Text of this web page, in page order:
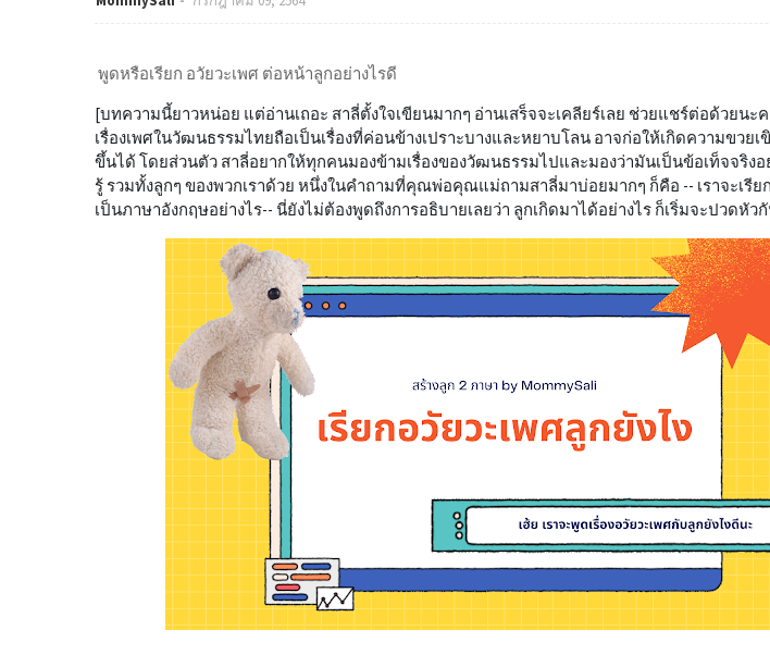
พูดหรือเรียก อวัยวะเพศ ต่อหน้าลูกอย่างไรดี
[บทความนี้ยาวหน่อย แต่อ่านเถอะ สาลี่ตั้งใจเขียนมากๆ อ่านเสร็จจะเคลียร์เลย ช่วยแชร์ต่อด้วยนะ
เรื่องเพศในวัฒนธรรมไทยถือเป็นเรื่องที่ค่อนข้างเปราะบางและหยาบโลน อาจก่อให้เกิดความขวย
ขึ้นได้ โดยส่วนตัว สาลี่อยากให้ทุกคนมองข้ามเรื่องของวัฒนธรรมไปและมองว่ามันเป็นข้อเท็จจริง
รู้ รวมทั้งลูกๆ ของพวกเราด้วย หนึ่งในคำถามที่คุณพ่อคุณแม่ถามสาลี่มาบ่อยมากๆ ก็คือ -- เราจะเรีย
เป็นภาษาอังกฤษอย่างไร-- นี่ยังไม่ต้องพูดถึงการอธิบายเลยว่า ลูกเกิดมาได้อย่างไร ก็เริ่มจะปวดหัว